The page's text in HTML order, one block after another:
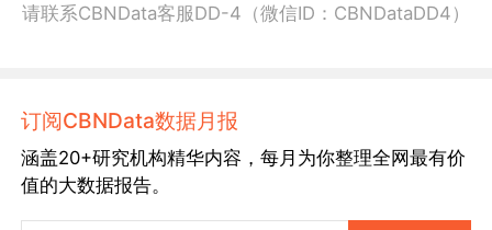
请联系CBNData客服DD-4（微信ID：CBNDataDD4）
订阅CBNData数据月报
涵盖20+研究机构精华内容，每月为你整理全网最有价
值的大数据报告。